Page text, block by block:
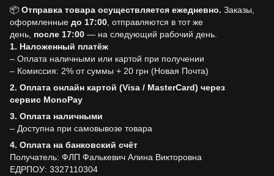
📦 Отправка товара осуществляется ежедневно. Заказы,
оформленные до 17:00 , отправляются в тот же
день, после 17:00 — на следующий рабочий день.
1. Наложенный платёж
– Оплата наличными или картой при получении
– Комиссия: 2% от суммы + 20 грн (Новая Почта)
2. Оплата онлайн картой (Visa / MasterCard) через
сервис MonoPay
3. Оплата наличными
– Доступна при самовывозе товара
4. Оплата на банковский счёт
Получатель: ФЛП Фалькевич Алина Викторовна
ЕДРПОУ: 3327110304